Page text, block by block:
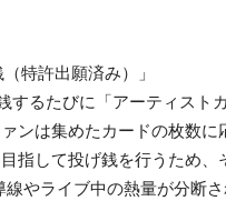
特許出願済み）」
するたびに「アーティスト
ンは集めたカードの枚数に
指して投げ銭を行うため
やライブ中の熱量が分断